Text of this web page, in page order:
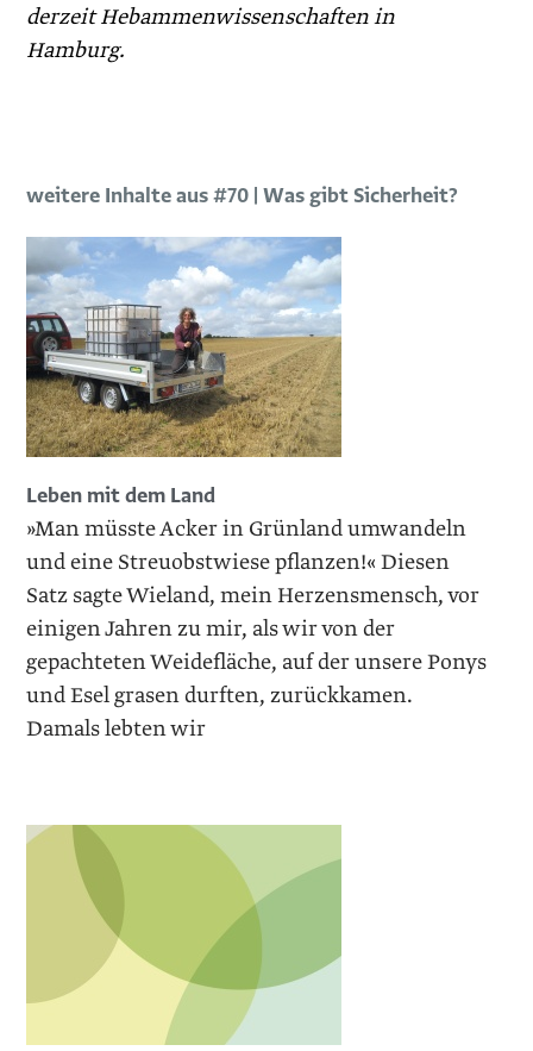
derzeit Hebammenwissenschaften in
Hamburg.
weitere Inhalte aus #70 | Was gibt Sicherheit?
Leben mit dem Land
»Man müsste Acker in Grünland umwandeln
und eine Streuobstwiese pflanzen!« Diesen
Satz sagte Wieland, mein Herzensmensch, vor
einigen Jahren zu mir, als wir von der
gepachteten Weidefläche, auf der unsere Ponys
und Esel grasen durften, zurückkamen.
Damals lebten wir